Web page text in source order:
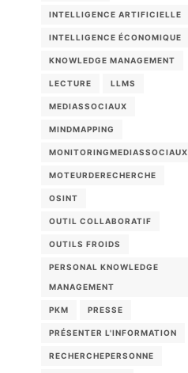
INTELLIGENCE ARTIFICIELLE
INTELLIGENCE ÉCONOMIQUE
KNOWLEDGE MANAGEMENT
LECTURE LLMS
MEDIASSOCIAUX
MINDMAPPING
MONITORINGMEDIASSOCIAUX
MOTEURDERECHERCHE
OSINT
OUTIL COLLABORATIF
OUTILS FROIDS
PERSONAL KNOWLEDGE
MANAGEMENT
PKM PRESSE
PRÉSENTER L'INFORMATION
RECHERCHEPERSONNE